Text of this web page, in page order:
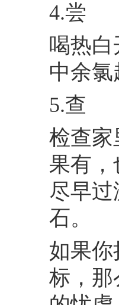
4.尝
喝热
中余
5.查
检查家
果有
尽早
石。
如果
标，那